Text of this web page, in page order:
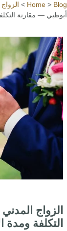
Home > Blog
>
أبوظبي — مقارنة
الزواج
التكلفة ومدة